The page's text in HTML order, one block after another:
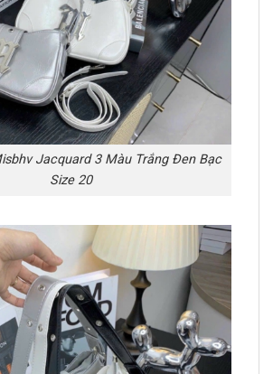
Jacquard 3 Màu Trắng Đen Bạc
Size 20